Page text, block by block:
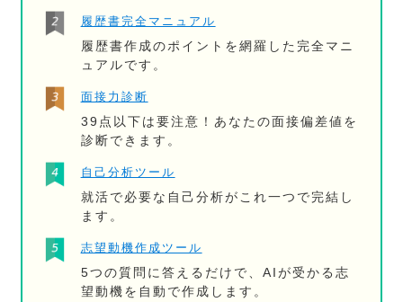
履歴書完全マニュアル
履歴書作成のポイントを網羅した完全マニ
ュアルです。
面接力診断
39点以下は要注意！あなたの面接偏差値を
診断できます。
自己分析ツール
就活で必要な自己分析がこれ一つで完結し
ます。
志望動機作成ツール
5つの質問に答えるだけで、AIが受かる志
望動機を自動で作成します。